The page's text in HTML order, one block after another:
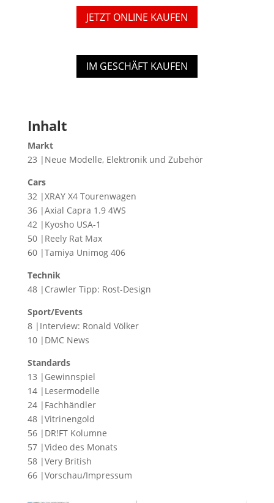
JETZT ONLINE KAUFEN
IM GESCHÄFT KAUFEN
Inhalt
Markt
23 |Neue Modelle, Elektronik und Zubehör
Cars
32 |XRAY X4 Tourenwagen
36 |Axial Capra 1.9 4WS
42 |Kyosho USA-1
50 |Reely Rat Max
60 |Tamiya Unimog 406
Technik
48 |Crawler Tipp: Rost-Design
Sport/Events
8 |Interview: Ronald Völker
10 |DMC News
Standards
13 |Gewinnspiel
14 |Lesermodelle
24 |Fachhändler
48 |Vitrinengold
56 |DR!FT Kolumne
57 |Video des Monats
58 |Very British
66 |Vorschau/Impressum